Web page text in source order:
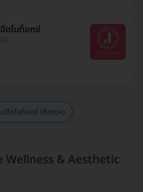
ดโบท็อกซ์
)
ฉีดโบท็อกซ์ (Botox)
Wellness & Aesthetic